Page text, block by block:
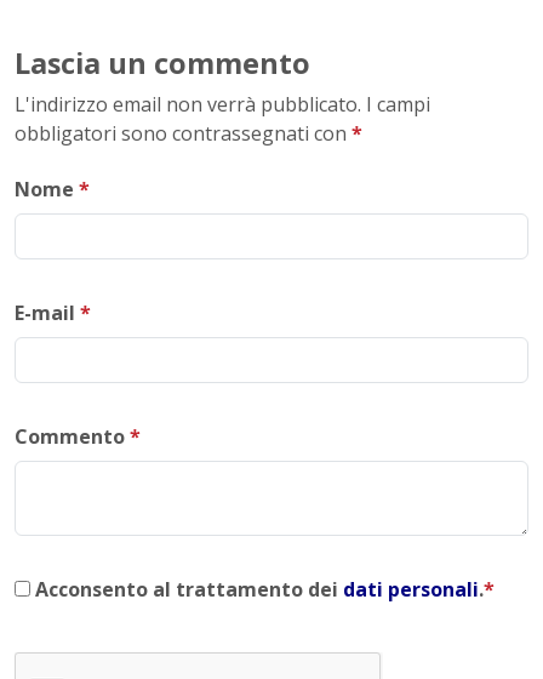
Lascia un commento
L'indirizzo email non verrà pubblicato. I campi
obbligatori sono contrassegnati con *
Nome *
E-mail *
Commento*
Acconsento al trattamento dei dati personali.*